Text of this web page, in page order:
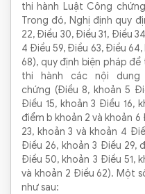
thi hành Luật Công
Trong đó, Nghị định quy
22, Điều 30, Điều 31, Điều
4 Điều 59, Điều 63, Điều
68), quy định biện pháp
thi hành các nội
chứng (Điều 8, khoản 5
Điều 15, khoản 3 Điều 16,
điểm b khoản 2 và khoản
23, khoản 3 và khoản 4
Điều 26, khoản 3 Điều 29,
Điều 50, khoản 3 Điều 51,
và khoản 2 Điều 62). Một
như sau: